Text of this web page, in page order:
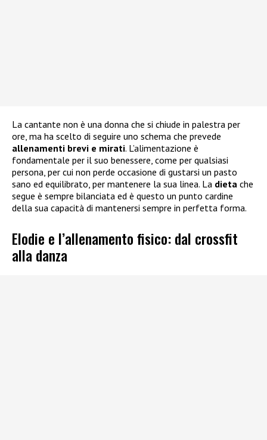
La cantante non è una donna che si chiude in palestra per
ore, ma ha scelto di seguire uno schema che prevede
allenamenti brevi e mirati. L’alimentazione è
fondamentale per il suo benessere, come per qualsiasi
persona, per cui non perde occasione di gustarsi un pasto
sano ed equilibrato, per mantenere la sua linea. La dieta che
segue è sempre bilanciata ed è questo un punto cardine
della sua capacità di mantenersi sempre in perfetta forma.
Elodie e l’allenamento fisico: dal crossfit
alla danza